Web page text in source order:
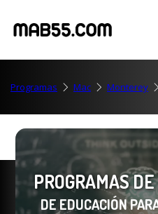
Programas Mac Monterey
PROGRAMAS
DE EDUCACIÓN